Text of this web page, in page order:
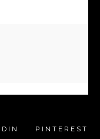
PINTEREST